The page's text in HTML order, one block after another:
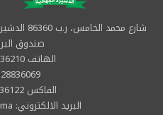
شارع
صندوق البريد
الهاتف 0528836210 212+
212+
الفاكس 0528836122 212+
البريد الالكتروني: contact@dcheira.ma